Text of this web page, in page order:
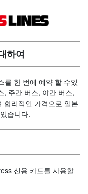
하여
를 한 번에 예약 할 수있
, 주간 버스, 야간 버스,
합리적인 가격으로 일본
습니다.
신용 카드를 사용할